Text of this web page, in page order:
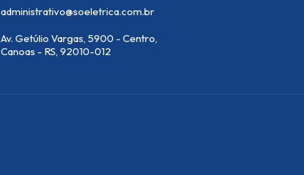
administrativo@soeletrica.com.br
Av. Getúlio Vargas, 5900 - Centro,
Canoas - RS, 92010-012